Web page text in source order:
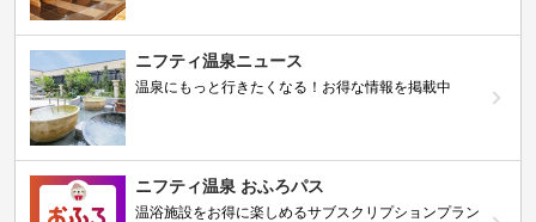
ニフティ温泉ニュース
温泉にもっと行きたくなる！お得な情報を掲載中
ニフティ温泉 おふろパス
温浴施設をお得に楽しめるサブスクリプションプラン